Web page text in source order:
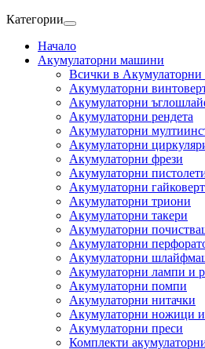
Категории
Начало
Акумулаторни машини
Всички в
Акумулаторни
Акумулаторни
Акумулаторни рендета
Акумулаторни
Акумулаторни
Акумулаторни фрези
Акумулаторни
Акумулаторни
Акумулаторни триони
Акумулаторни такери
Акумулаторни
Акумулаторни
Акумулаторни
Акумулаторни лампи и
Акумулаторни помпи
Акумулаторни нитачки
Акумулаторни ножици и
Акумулаторни преси
Комплекти